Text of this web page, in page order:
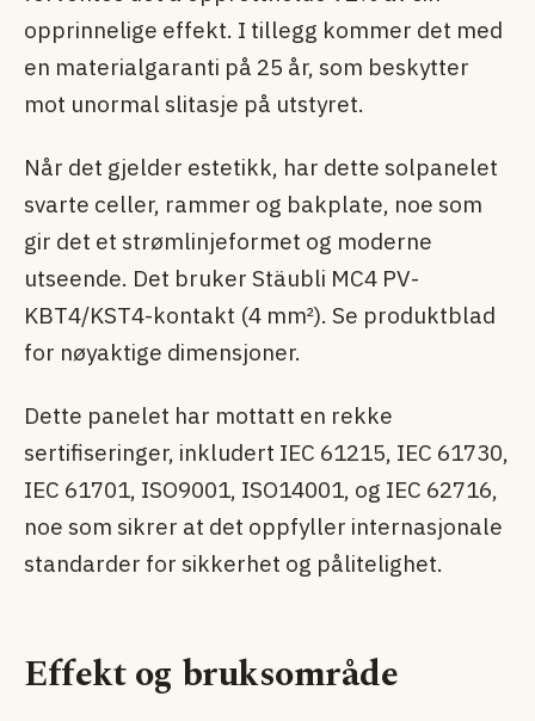
opprinnelige effekt. I tillegg kommer det med
en materialgaranti på 25 år, som beskytter
mot unormal slitasje på utstyret.
Når det gjelder estetikk, har dette solpanelet
svarte celler, rammer og bakplate, noe som
gir det et strømlinjeformet og moderne
utseende. Det bruker Stäubli MC4 PV-
KBT4/KST4-kontakt (4 mm²). Se produktblad
for nøyaktige dimensjoner.
Dette panelet har mottatt en rekke
sertifiseringer, inkludert IEC 61215, IEC 61730,
IEC 61701, ISO9001, ISO14001, og IEC 62716,
noe som sikrer at det oppfyller internasjonale
standarder for sikkerhet og pålitelighet.
Effekt og bruksområde